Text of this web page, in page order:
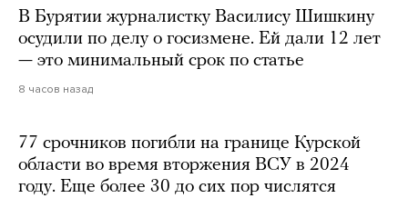
В Бурятии журналистку Василису Шишкину
осудили по делу о госизмене. Ей дали 12 лет
— это минимальный срок по статье
8 часов назад
77 срочников погибли на границе Курской
области во время вторжения ВСУ в 2024
году. Еще более 30 до сих пор числятся